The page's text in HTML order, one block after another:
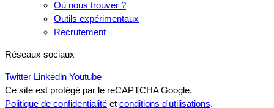
Où nous trouver ?
Outils expérimentaux
Recrutement
Réseaux sociaux
Twitter Linkedin Youtube
Ce site est protégé par le reCAPTCHA Google.
Politique de confidentialité et conditions d'utilisations.